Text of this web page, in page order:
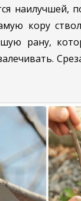
наилучшей,
кору
рану,